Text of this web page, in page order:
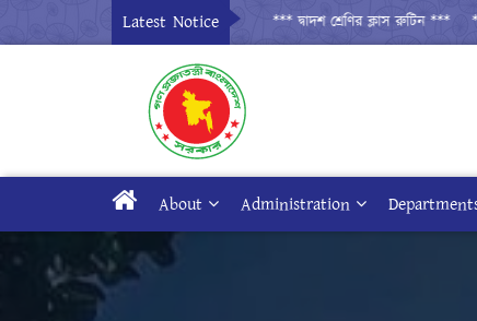
Latest Notice *** দ্বাদশ শ্রেণির ক্লাস রুটিন *** ***
About Administration